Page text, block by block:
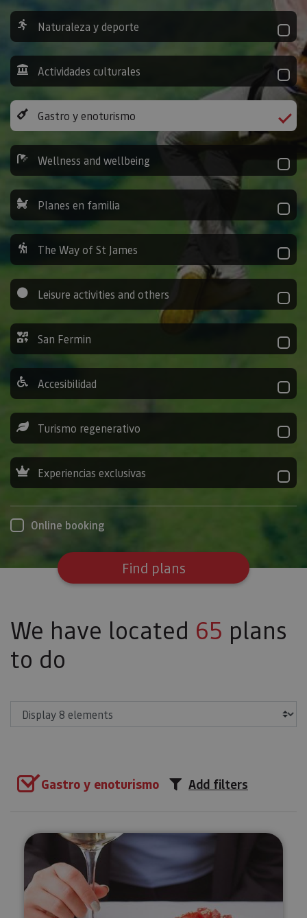
Naturaleza y deporte
Actividades culturales
Gastro y enoturismo
Wellness and wellbeing
Planes en familia
The Way of St James
Leisure activities and others
San Fermin
Accesibilidad
Turismo regenerativo
Experiencias exclusivas
Online booking
Find plans
We have located 65 plans
to do
Gastro y enoturismo Add filters
Organic Navarra wine tasting